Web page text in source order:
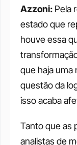
Azzoni: Pela
estado que
houve essa
que haja uma
questão da
isso acaba
Tanto que as
analistas de